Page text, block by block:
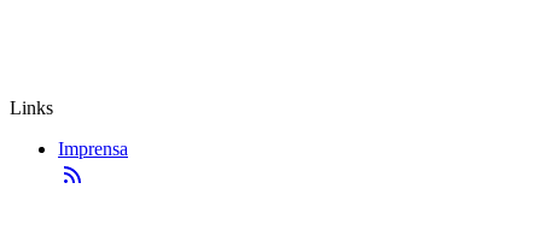
Links
Imprensa